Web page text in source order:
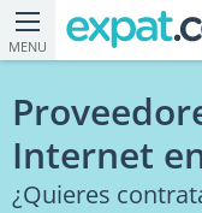
MENU
Internet
¿Quieres